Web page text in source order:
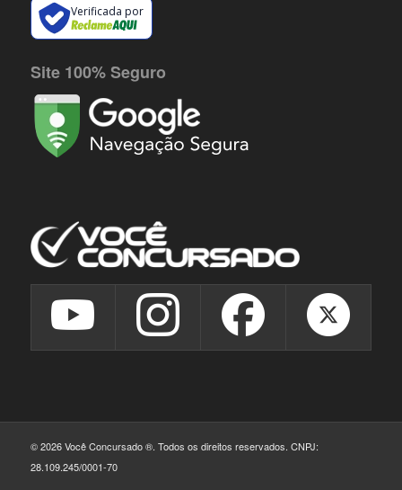
Verificada por
Site 100% Seguro
© 2026 Você Concursado ®. Todos os direitos reservados. CNPJ:
28.109.245/0001-70